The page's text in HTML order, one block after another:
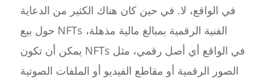
في الواقع، لا. في حين كان هناك الكثير من الدعاية
حول بيع NFTs الفنية الرقمية بمبالغ مالية مذهلة،
يمكن أن تكون NFTs في الواقع أي أصل رقمي، مثل
الصور الرقمية أو مقاطع الفيديو أو الملفات الصوتية